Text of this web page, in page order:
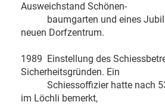
Ausweichstand Schönen-
baumgarten und eines
neuen Dorfzentrum.
1989 Einstellung des
Sicherheitsgründen. Ein
Schiessoffizier hatte nach 53
im Löchli bemerkt,